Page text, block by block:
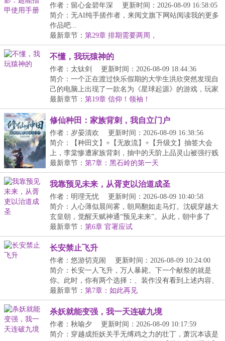
作者：留心金碧年深
更新时间：2026-08-09 16:58:05
简介：无AI纯手搓作者，来阅文旗下网站阅读我的更多
作品吧...
最新章节： 第29章 排期需要两周，
不懂，我玩猿神的
作者：太钛剑
更新时间：2026-08-09 18:44:36
简介：一个正在渡过快乐假期的大学生洪欣突然发现自
己的电脑上出现了一款名为《星球起源》的游戏，玩家
将...
最新章节： 第19章 信仰！领袖！
修仙种田：家族背刺，我自立门户
作者：岁晏清欢
更新时间：2026-08-09 16:38:56
简介：【种田文】+【无敌流】+【升级文】抽签大会
上，李棠惨遭家族背刺，抽中的天阶上品灵山被强行贱
卖。...
最新章节： 第7章：黑石岭的第一天
我靠预见未来，从胥吏以治道成圣
作者：明理无忧
更新时间：2026-08-09 10:40:58
简介：人心薄似晨间雾，朝局翻如走马灯。沈砚穿越大
玄皇朝，觉醒天赋神通“预见未来”。从此，朝中多了
位...
最新章节： 第6章 官署应试
长安禁止飞升
作者：悠游切克闹
更新时间：2026-08-09 10:24:00
简介：长安一人飞升，万人暴毙。下一个献祭的就是
你。此时，你有两个选择：、装作没有看到上述内容、
成为...
最新章节： 第7章：如此再见
杀妖就能变强，我一天连破九境
作者：秋喻夕
更新时间：2026-08-09 10:17:59
简介：穿越成拒妖关手无缚鸡之力的壮丁，萧沉本该是